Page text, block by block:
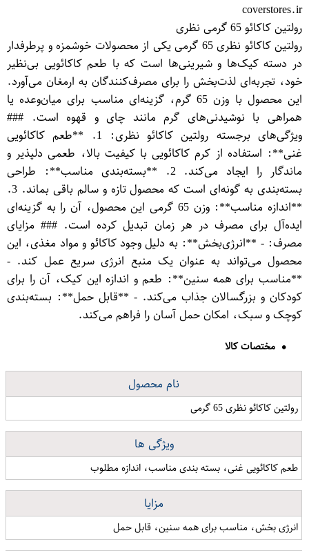
coverstores.ir
رولتین کاکائو 65 گرمی نظری
رولتین کاکائو نظری 65 گرمی یکی از محصولات خوشمزه و پرطرفدار
در دسته کیک‌ها و شیرینی‌ها است که با طعم کاکائویی بی‌نظیر
خود، تجربه‌ای لذت‌بخش را برای مصرف‌کنندگان به ارمغان می‌آورد.
این محصول با وزن 65 گرم، گزینه‌ای مناسب برای میان‌وعده یا
همراهی با نوشیدنی‌های گرم مانند چای و قهوه است. ###
ویژگی‌های برجسته رولتین کاکائو نظری: 1. **طعم کاکائویی
غنی**: استفاده از کرم کاکائویی با کیفیت بالا، طعمی دلپذیر و
ماندگار را ایجاد می‌کند. 2. **بسته‌بندی مناسب**: طراحی
بسته‌بندی به گونه‌ای است که محصول تازه و سالم باقی بماند. 3.
**اندازه مناسب**: وزن 65 گرمی این محصول، آن را به گزینه‌ای
ایده‌آل برای مصرف در هر زمان تبدیل کرده است. ### مزایای
مصرف: - **انرژی‌بخش**: به دلیل وجود کاکائو و مواد مغذی، این
محصول می‌تواند به عنوان یک منبع انرژی سریع عمل کند. -
**مناسب برای همه سنین**: طعم و اندازه این کیک، آن را برای
کودکان و بزرگسالان جذاب می‌کند. - **قابل حمل**: بسته‌بندی
کوچک و سبک، امکان حمل آسان را فراهم می‌کند.
مختصات کالا
نام محصول
رولتین کاکائو نظری 65 گرمی
ویژگی ها
طعم کاکائویی غنی، بسته بندی مناسب، اندازه مطلوب
مزایا
انرژی بخش، مناسب برای همه سنین، قابل حمل